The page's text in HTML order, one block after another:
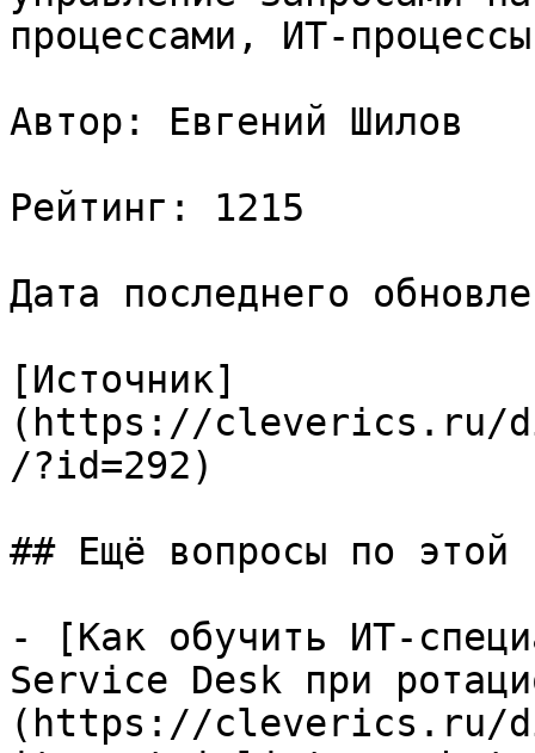
процессами, ИТ-
Автор: Евгений Шилов
Рейтинг: 1215
Дата последнего
[Источник]
(https://cleverics.ru/
/?id=292)
## Ещё вопросы по этой
- [Как обучить ИТ-
Service Desk при
(https://cleverics.ru/